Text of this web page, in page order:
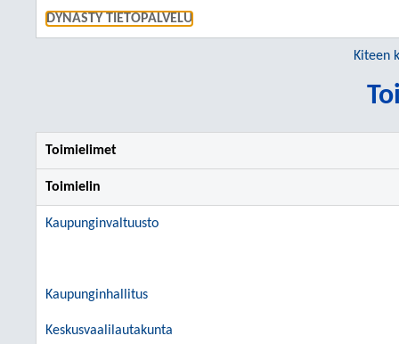
DYNASTY TIETOPALVELU
Kiteen
Toimielimet
Toimielin
Kaupunginvaltuusto
Kaupunginhallitus
Keskusvaalilautakunta